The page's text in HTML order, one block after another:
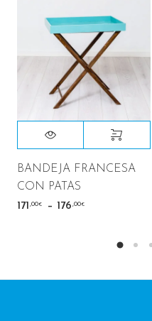
BANDEJA FRANCESA
CON PATAS
171 ,00€ – 176 ,00€